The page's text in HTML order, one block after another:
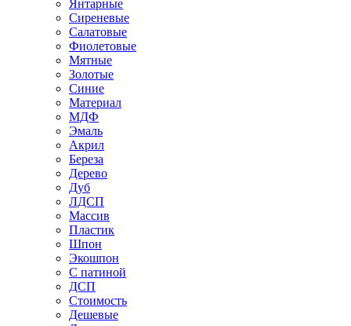
Янтарные
Сиреневые
Салатовые
Фиолетовые
Мятные
Золотые
Синие
Материал
МДФ
Эмаль
Акрил
Береза
Дерево
Дуб
ЛДСП
Массив
Пластик
Шпон
Экошпон
С патиной
ДСП
Стоимость
Дешевые